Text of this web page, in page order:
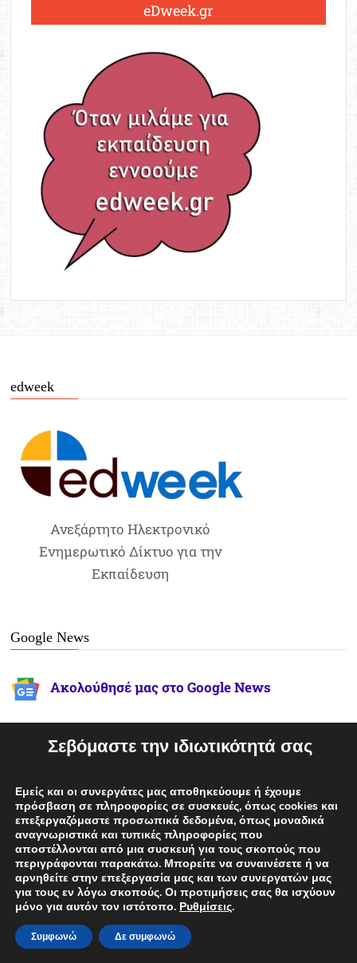
eDweek.gr
edweek
Ανεξάρτητο Ηλεκτρονικό
Ενημερωτικό Δίκτυο για την
Εκπαίδευση
Google News
Ακολούθησέ μας στο Google News
Μπες στην ομάδα μας στο Viber!
Follow Us
facebook twitter
Σεβόμαστε την ιδιωτικότητά σας
Εμείς και οι συνεργάτες μας αποθηκεύουμε ή έχουμε
πρόσβαση σε πληροφορίες σε συσκευές, όπως cookies και
επεξεργαζόμαστε προσωπικά δεδομένα, όπως μοναδικά
αναγνωριστικά και τυπικές πληροφορίες που
αποστέλλονται από μια συσκευή για τους σκοπούς που
περιγράφονται παρακάτω. Μπορείτε να συναινέσετε ή να
αρνηθείτε στην επεξεργασία μας και των συνεργατών μας
για τους εν λόγω σκοπούς. Οι προτιμήσεις σας θα ισχύουν
μόνο για αυτόν τον ιστότοπο. Ρυθμίσεις.
Συμφωνώ Δε συμφωνώ